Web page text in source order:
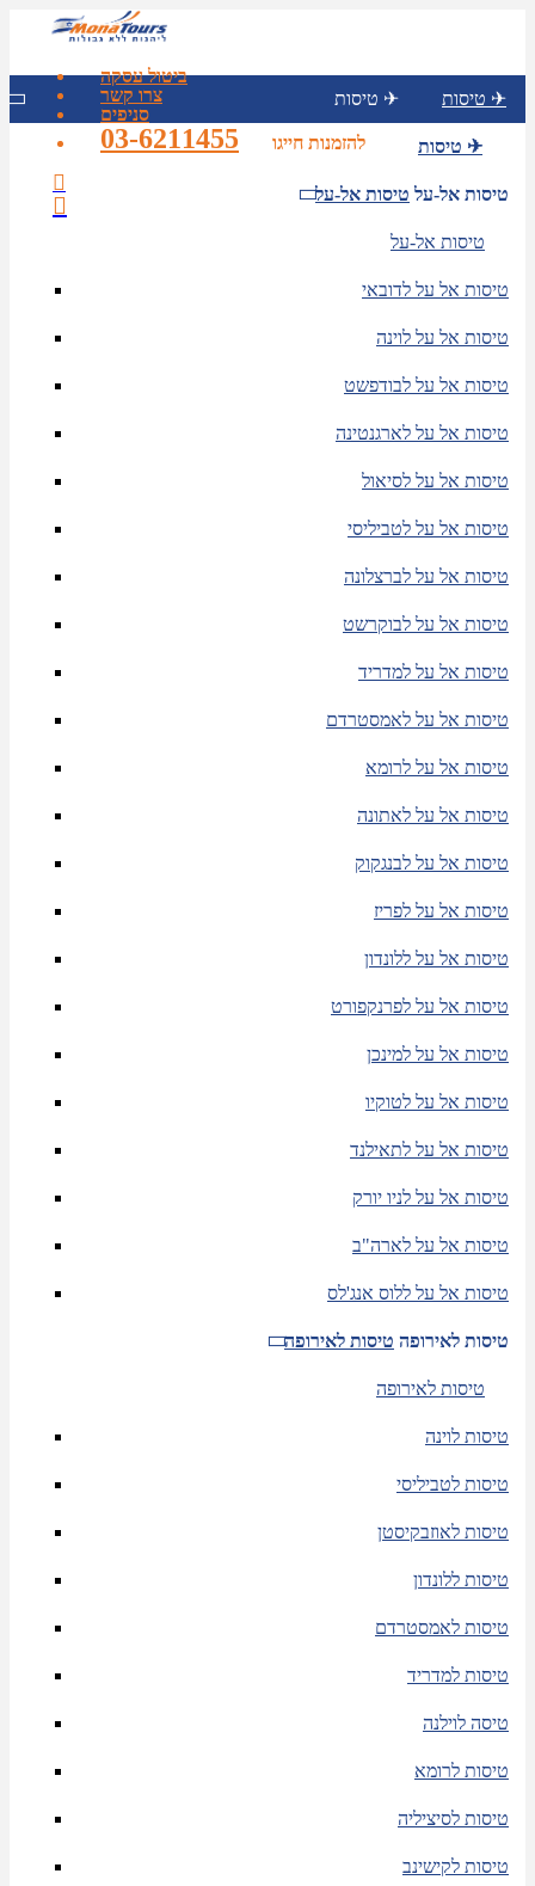
ביטול עסקה
צרו קשר
סניפים
להזמנות חייגו
03-6211455
טיסות ✈ טיסות ✈
טיסות ✈
טיסות אל-על טיסות אל-על
טיסות אל-על
טיסות אל על לדובאי
טיסות אל על לוינה
טיסות אל על לבודפשט
טיסות אל על לארגנטינה
טיסות אל על לסיאול
טיסות אל על לטביליסי
טיסות אל על לברצלונה
טיסות אל על לבוקרשט
טיסות אל על למדריד
טיסות אל על לאמסטרדם
טיסות אל על לרומא
טיסות אל על לאתונה
טיסות אל על לבנגקוק
טיסות אל על לפריז
טיסות אל על ללונדון
טיסות אל על לפרנקפורט
טיסות אל על למינכן
טיסות אל על לטוקיו
טיסות אל על לתאילנד
טיסות אל על לניו יורק
טיסות אל על לארה"ב
טיסות אל על ללוס אנג'לס
טיסות לאירופה טיסות לאירופה
טיסות לאירופה
טיסות לוינה
טיסות לטביליסי
טיסות לאוזבקיסטן
טיסות ללונדון
טיסות לאמסטרדם
טיסות למדריד
טיסה לוילנה
טיסות לרומא
טיסות לסיציליה
טיסות לקישינב